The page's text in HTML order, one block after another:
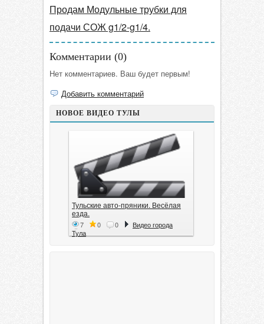
Продам Модульные трубки для
подачи СОЖ g1/2-g1/4.
Комментарии (0)
Нет комментариев. Ваш будет первым!
Добавить комментарий
НОВОЕ ВИДЕО ТУЛЫ
Тульские авто-пряники. Весёлая
езда.
7 0 0
Видео города
Тула